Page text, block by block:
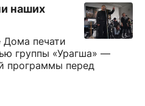
наших
Дома печати
группы «Урагша» —
программы перед